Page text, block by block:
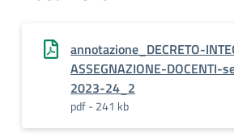
annotazione_DECRETO-
ASSEGNAZIONE-DOCENTI-
2023-24_2
pdf - 241 kb